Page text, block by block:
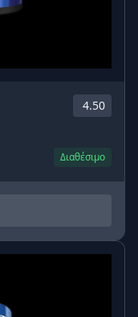
4.50
Διαθέσιμο